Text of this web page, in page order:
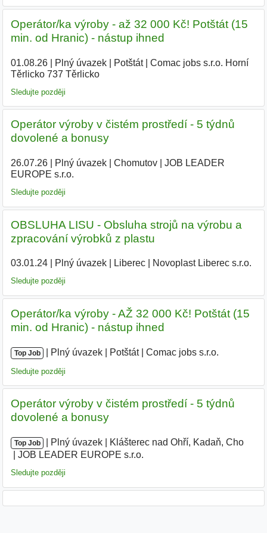
Operátor/ka výroby - až 32 000 Kč! Potštát (15
min. od Hranic) - nástup ihned
01.08.26| Plný úvazek| Potštát|
Comac jobs s.r.o. Horní
Těrlicko 737 Těrlicko|
Sledujte později
Operátor výroby v čistém prostředí - 5 týdnů
dovolené a bonusy
26.07.26| Plný úvazek| Chomutov|
JOB LEADER
EUROPE s.r.o.
Sledujte později
OBSLUHA LISU - Obsluha strojů na výrobu a
zpracování výrobků z plastu
03.01.24| Plný úvazek| Liberec| Novoplast Liberec s.r.o.
Sledujte později
Operátor/ka výroby - AŽ 32 000 Kč! Potštát (15
min. od Hranic) - nástup ihned
Top Job Plný úvazek Potštát| Comac jobs s.r.o.
Sledujte později
Operátor výroby v čistém prostředí - 5 týdnů
dovolené a bonusy
Top Job Plný úvazek Klášterec nad Ohří, Kadaň, Cho
JOB LEADER EUROPE s.r.o.
Sledujte později